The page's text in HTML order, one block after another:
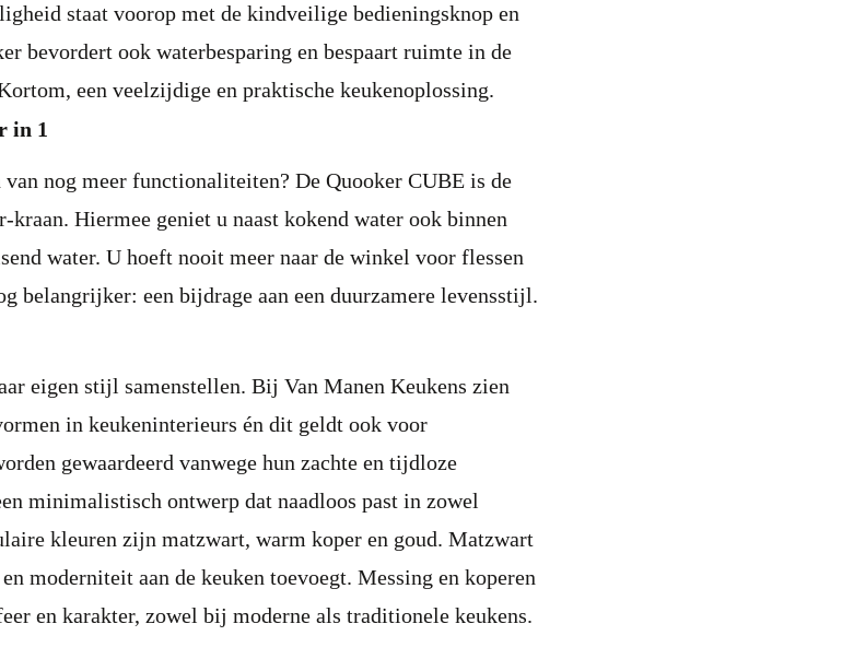
staat voorop met de kindveilige bedieningsknop en
bevordert ook waterbesparing en bespaart ruimte in de
een veelzijdige en praktische keukenoplossing.
in 1
nog meer functionaliteiten? De Quooker CUBE is de
Hiermee geniet u naast kokend water ook binnen
water. U hoeft nooit meer naar de winkel voor flessen
belangrijker: een bijdrage aan een duurzamere levensstijl.
eigen stijl samenstellen. Bij Van Manen Keukens zien
in keukeninterieurs én dit geldt ook voor
gewaardeerd vanwege hun zachte en tijdloze
minimalistisch ontwerp dat naadloos past in zowel
kleuren zijn matzwart, warm koper en goud. Matzwart
moderniteit aan de keuken toevoegt. Messing en koperen
en karakter, zowel bij moderne als traditionele keukens.